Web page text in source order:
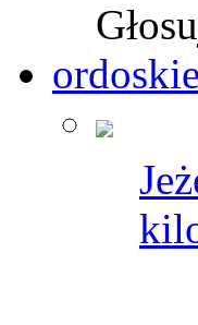
ordoskie